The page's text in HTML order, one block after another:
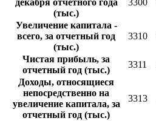
декабря отчетного года
(тыс.)
3300
Увеличение капитала -
всего, за отчетный год
(тыс.)
3310
Чистая прибыль, за
отчетный год (тыс.)
3311
Доходы, относящиеся
непосредственно на
увеличение капитала, за
отчетный год (тыс.)
3313